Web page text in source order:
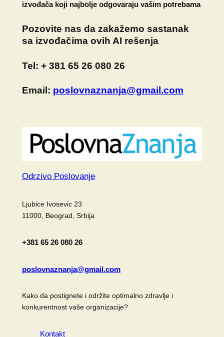
izvođača koji najbolje odgovaraju vašim potrebama
Pozovite nas da zakažemo sastanak
sa izvođačima ovih AI rešenja
Tel: + 381 65 26 080 26
Email: poslovnaznanja@gmail.com
Odrzivo Poslovanje
Ljubice Ivosevic 23
11000, Beograd, Srbija
+381 65 26 080 26
poslovnaznanja@gmail.com
Kako da postignete i održite optimalno zdravlje i
konkurentnost vaše organizacije?
Kontakt